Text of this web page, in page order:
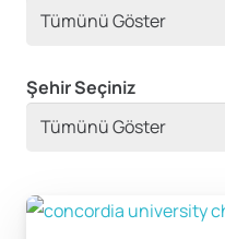
Şehir Seçiniz